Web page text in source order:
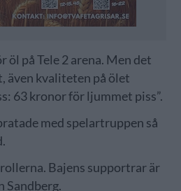
öl på Tele 2 arena. Men det
även kvaliteten på ölet
63 kronor för ljummet piss”.
med spelartruppen så
Bajens supportrar är
Sandberg.